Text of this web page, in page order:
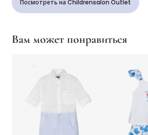
Посмотреть на Childrensalon Outlet
Вам может понравиться